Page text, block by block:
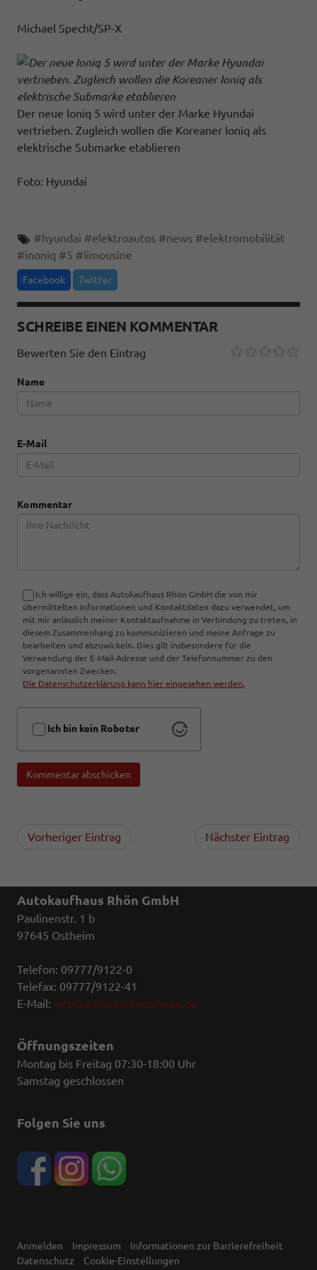
Michael Specht/SP-X
Der neue Ioniq 5 wird unter der Marke Hyundai
vertrieben. Zugleich wollen die Koreaner Ioniq als
elektrische Submarke etablieren
Foto: Hyundai
# hyundai #elektroautos #news #elektromobilität
#inoniq #5 # limousine
Facebook Twitter
SCHREIBE EINEN KOMMENTAR
Bewerten Sie den Eintrag
Name
E-Mail
Kommentar
Ich willige ein, dass Autokaufhaus Rhön GmbH die von mir
übermittelten Informationen und Kontaktdaten dazu verwendet, um
mit mir anlässlich meiner Kontaktaufnahme in Verbindung zu treten, in
diesem Zusammenhang zu kommunizieren und meine Anfrage zu
bearbeiten und abzuwickeln. Dies gilt insbesondere für die
Verwendung der E-Mail-Adresse und der Telefonnummer zu den
vorgenannten Zwecken.
Die Datenschutzerklärung kann hier eingesehen werden.
Ich bin kein Roboter
Kommentar abschicken
Vorheriger Eintrag Nächster Eintrag
Autokaufhaus Rhön GmbH
Paulinenstr. 1 b
97645 Ostheim
Telefon: 09777/9122-0
Telefax: 09777/9122-41
E-Mail: info@autokaufhausrhoen.de
Öffnungszeiten
Montag bis Freitag 07:30-18:00 Uhr
Samstag geschlossen
Folgen Sie uns
Anmelden Impressum
Informationen zur Barrierefreiheit
Datenschutz
Cookie-Einstellungen